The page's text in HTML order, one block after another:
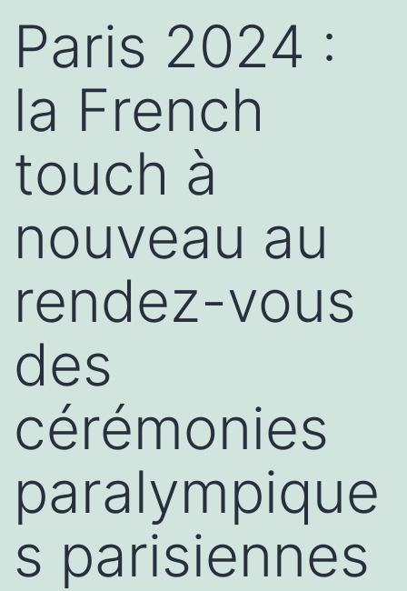
Paris 2024 :
la French
touch à
nouveau au
rendez-vous
des
cérémonies
paralympique
s parisiennes